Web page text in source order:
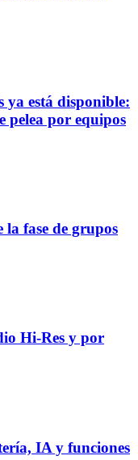
está disponible:
pelea por equipos
fase de grupos
Hi-Res y por
IA y funciones